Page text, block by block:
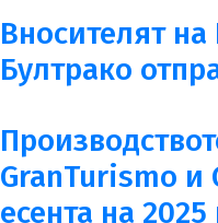
Вносителят на
Бултрако
GranTurismo и
есента на